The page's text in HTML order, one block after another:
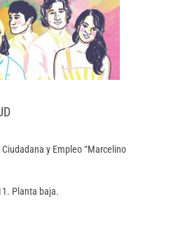
y Empleo “Marcelino
Planta baja.